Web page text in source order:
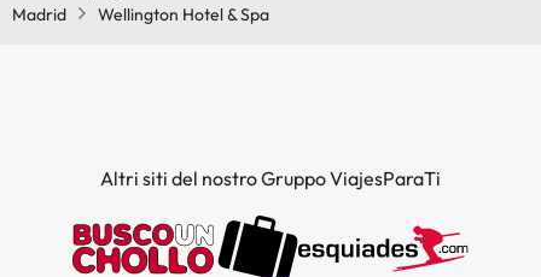
Madrid
Wellington Hotel & Spa
Altri siti del nostro Gruppo ViajesParaTi